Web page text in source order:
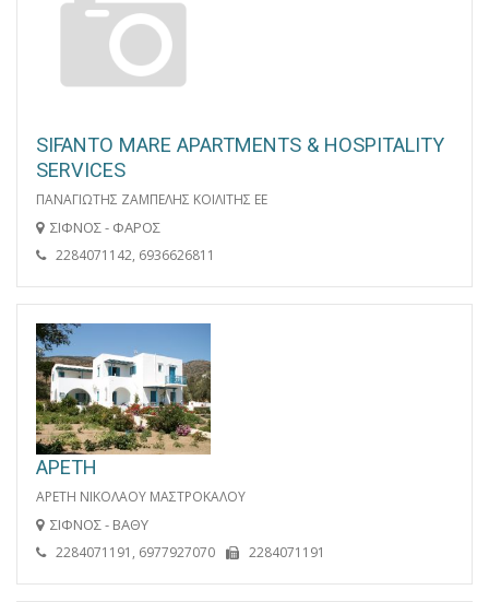
SIFANTO MARE APARTMENTS & HOSPITALITY
SERVICES
ΠΑΝΑΓΙΩΤΗΣ ΖΑΜΠΕΛΗΣ ΚΟΙΛΙΤΗΣ ΕΕ
ΣΙΦΝΟΣ - ΦΑΡΟΣ
2284071142, 6936626811
ΑΡΕΤΗ
ΑΡΕΤΗ ΝΙΚΟΛΑΟΥ ΜΑΣΤΡΟΚΑΛΟΥ
ΣΙΦΝΟΣ - ΒΑΘΥ
2284071191, 6977927070 2284071191